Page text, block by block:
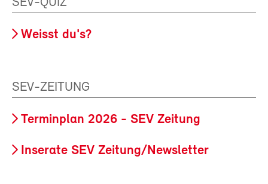
Weisst du's?
SEV-ZEITUNG
Terminplan 2026 - SEV Zeitung
Inserate SEV Zeitung/Newsletter